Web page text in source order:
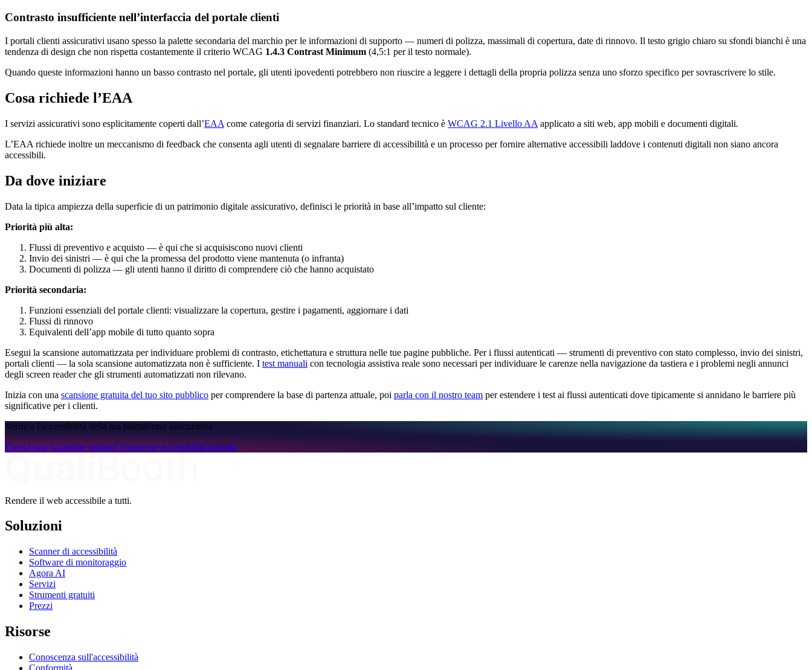
Contrasto insufficiente nell’interfaccia del portale clienti
I portali clienti assicurativi usano spesso la palette secondaria del marchio per le informazioni di supporto — numeri di polizza, massimali di copertura, date di rinnovo. Il testo grigio chiaro su sfondi bianchi è una
tendenza di design che non rispetta costantemente il criterio WCAG 1.4.3 Contrast Minimum (4,5:1 per il testo normale).
Quando queste informazioni hanno un basso contrasto nel portale, gli utenti ipovedenti potrebbero non riuscire a leggere i dettagli della propria polizza senza uno sforzo specifico per sovrascrivere lo stile.
Cosa richiede l’EAA
I servizi assicurativi sono esplicitamente coperti dall’EAA come categoria di servizi finanziari. Lo standard tecnico è WCAG 2.1 Livello AA applicato a siti web, app mobili e documenti digitali.
L’EAA richiede inoltre un meccanismo di feedback che consenta agli utenti di segnalare barriere di accessibilità e un processo per fornire alternative accessibili laddove i contenuti digitali non siano ancora
accessibili.
Da dove iniziare
Data la tipica ampiezza della superficie di un patrimonio digitale assicurativo, definisci le priorità in base all’impatto sul cliente:
Priorità più alta:
Flussi di preventivo e acquisto — è qui che si acquisiscono nuovi clienti
Invio dei sinistri — è qui che la promessa del prodotto viene mantenuta (o infranta)
Documenti di polizza — gli utenti hanno il diritto di comprendere ciò che hanno acquistato
Priorità secondaria:
Funzioni essenziali del portale clienti: visualizzare la copertura, gestire i pagamenti, aggiornare i dati
Flussi di rinnovo
Equivalenti dell’app mobile di tutto quanto sopra
Esegui la scansione automatizzata per individuare problemi di contrasto, etichettatura e struttura nelle tue pagine pubbliche. Per i flussi autenticati — strumenti di preventivo con stato complesso, invio dei sinistri,
portali clienti — la sola scansione automatizzata non è sufficiente. I test manuali con tecnologia assistiva reale sono necessari per individuare le carenze nella navigazione da tastiera e i problemi negli annunci
degli screen reader che gli strumenti automatizzati non rilevano.
Inizia con una scansione gratuita del tuo sito pubblico per comprendere la base di partenza attuale, poi parla con il nostro team per estendere i test ai flussi autenticati dove tipicamente si annidano le barriere più
significative per i clienti.
Verifica l'accessibilità della tua piattaforma assicurativa
Esegui una scansione gratuita Scansione accessibilità gratuita
Rendere il web accessibile a tutti.
Soluzioni
Scanner di accessibilità
Software di monitoraggio
Agora AI
Servizi
Strumenti gratuiti
Prezzi
Risorse
Conoscenza sull'accessibilità